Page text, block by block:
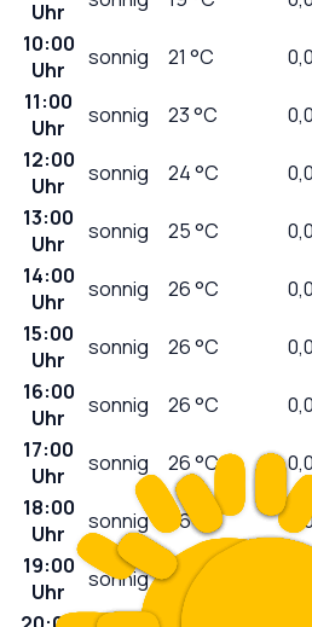
Uhr
10:00
Uhr
sonnig 21 °C 0,0
11:00
Uhr
sonnig 23°C 0,0
12:00
Uhr
sonnig 24°C 0,0
13:00
Uhr
sonnig 25°C 0,0
14:00
Uhr
sonnig 26°C 0,0
15:00
Uhr
sonnig 26°C 0,0
16:00
Uhr
sonnig 26°C 0,0
17:00
Uhr
sonnig 26°C 0,0
18:00
Uhr
sonnig 26°C
19:00
Uhr
sonnig 26°C